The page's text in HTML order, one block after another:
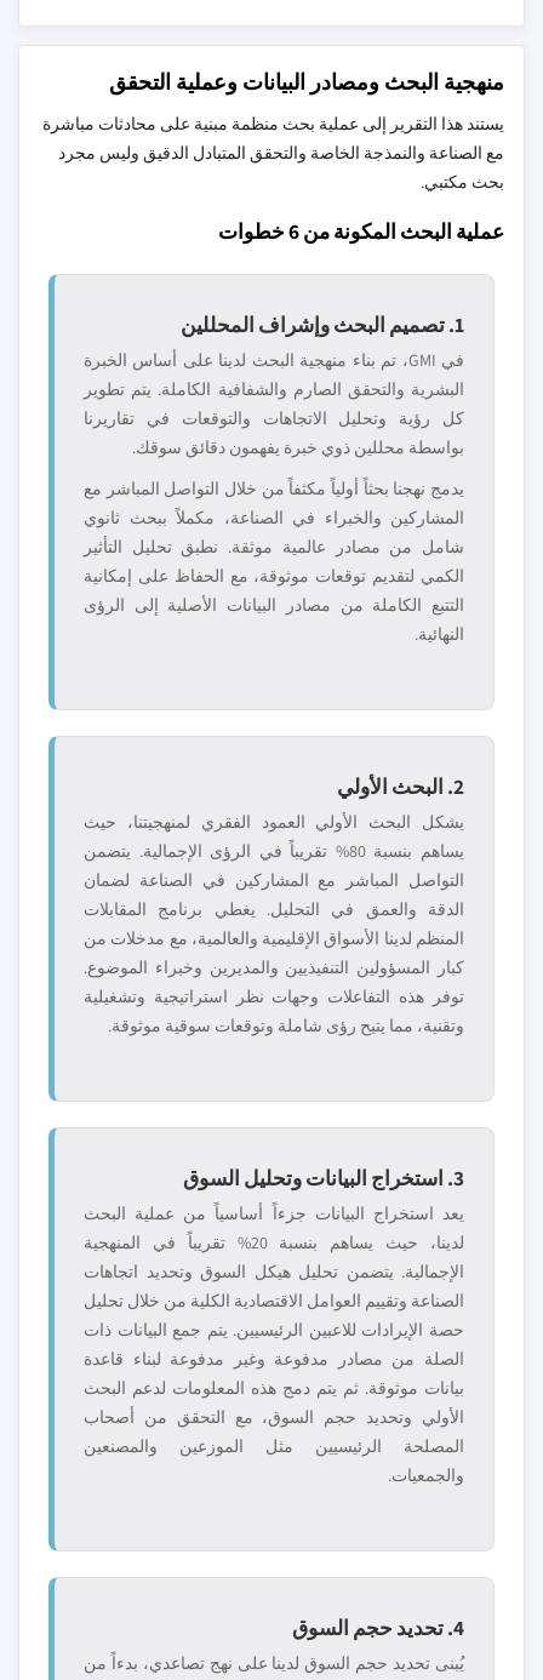
منهجية البحث ومصادر البيانات وعملية التحقق
يستند هذا التقرير إلى عملية بحث منظمة مبنية على محادثات مباشرة
مع الصناعة والنمذجة الخاصة والتحقق المتبادل الدقيق وليس مجرد
بحث مكتبي.
عملية البحث المكونة من 6 خطوات
1. تصميم البحث وإشراف المحللين
في GMI، تم بناء منهجية البحث لدينا على أساس الخبرة
البشرية والتحقق الصارم والشفافية الكاملة. يتم تطوير
كل رؤية وتحليل الاتجاهات والتوقعات في تقاريرنا
بواسطة محللين ذوي خبرة يفهمون دقائق سوقك.
يدمج نهجنا بحثاً أولياً مكثفاً من خلال التواصل المباشر مع
المشاركين والخبراء في الصناعة، مكملاً ببحث ثانوي
شامل من مصادر عالمية موثقة. نطبق تحليل التأثير
الكمي لتقديم توقعات موثوقة، مع الحفاظ على إمكانية
التتبع الكاملة من مصادر البيانات الأصلية إلى الرؤى
النهائية.
2. البحث الأولي
يشكل البحث الأولي العمود الفقري لمنهجيتنا، حيث
يساهم بنسبة 80% تقريباً في الرؤى الإجمالية. يتضمن
التواصل المباشر مع المشاركين في الصناعة لضمان
الدقة والعمق في التحليل. يغطي برنامج المقابلات
المنظم لدينا الأسواق الإقليمية والعالمية، مع مدخلات من
كبار المسؤولين التنفيذيين والمديرين وخبراء الموضوع.
توفر هذه التفاعلات وجهات نظر استراتيجية وتشغيلية
وتقنية، مما يتيح رؤى شاملة وتوقعات سوقية موثوقة.
3. استخراج البيانات وتحليل السوق
يعد استخراج البيانات جزءاً أساسياً من عملية البحث
لدينا، حيث يساهم بنسبة 20% تقريباً في المنهجية
الإجمالية. يتضمن تحليل هيكل السوق وتحديد اتجاهات
الصناعة وتقييم العوامل الاقتصادية الكلية من خلال تحليل
حصة الإيرادات للاعبين الرئيسيين. يتم جمع البيانات ذات
الصلة من مصادر مدفوعة وغير مدفوعة لبناء قاعدة
بيانات موثوقة. ثم يتم دمج هذه المعلومات لدعم البحث
الأولي وتحديد حجم السوق، مع التحقق من أصحاب
المصلحة الرئيسيين مثل الموزعين والمصنعين
والجمعيات.
4. تحديد حجم السوق
يُبنى تحديد حجم السوق لدينا على نهج تصاعدي، بدءاً من